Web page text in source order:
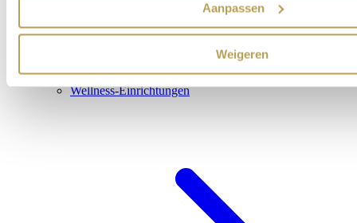
Aanpassen
Weigeren
Wellness-Einrichtungen